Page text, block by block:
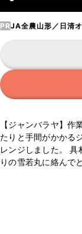
PRJA全農山形／日清
【ジャンバラヤ】
たりと手間がかかる
レンジしました。
りの雪若丸に絡んで